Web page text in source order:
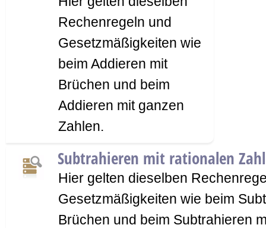
Rechenregeln und
Gesetzmäßigkeiten wie
beim Addieren mit
Brüchen und beim
Addieren mit ganzen
Zahlen.
Subtrahieren mit rationalen
Hier gelten dieselben
Gesetzmäßigkeiten wie beim
Brüchen und beim Subtrahieren